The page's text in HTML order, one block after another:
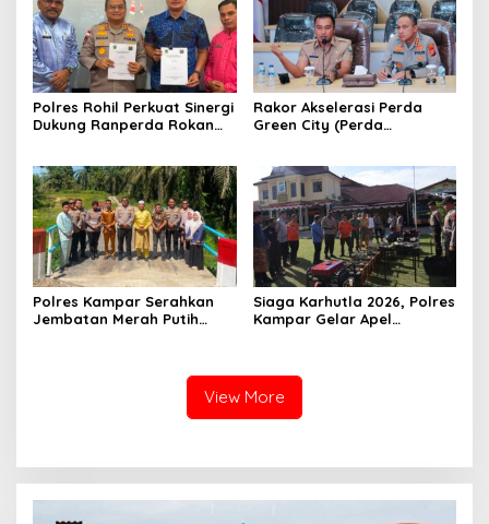
Polres Rohil Perkuat Sinergi
Dukung Ranperda Rokan
Rakor Akselerasi Perda
Green City (Perda
Lingkungan Hidup Kota
Pekanbaru dan Tim Pakar
Polres Kampar Serahkan
Jembatan Merah Putih
Siaga Karhutla 2026, Polres
Kampar Gelar Apel
View More